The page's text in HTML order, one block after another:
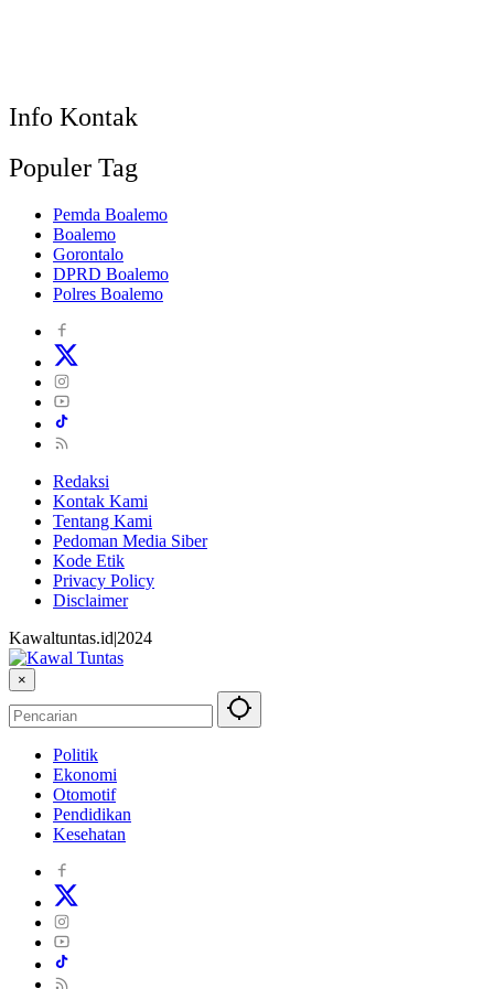
Info Kontak
Populer Tag
Pemda Boalemo
Boalemo
Gorontalo
DPRD Boalemo
Polres Boalemo
Redaksi
Kontak Kami
Tentang Kami
Pedoman Media Siber
Kode Etik
Privacy Policy
Disclaimer
Kawaltuntas.id|2024
×
Politik
Ekonomi
Otomotif
Pendidikan
Kesehatan